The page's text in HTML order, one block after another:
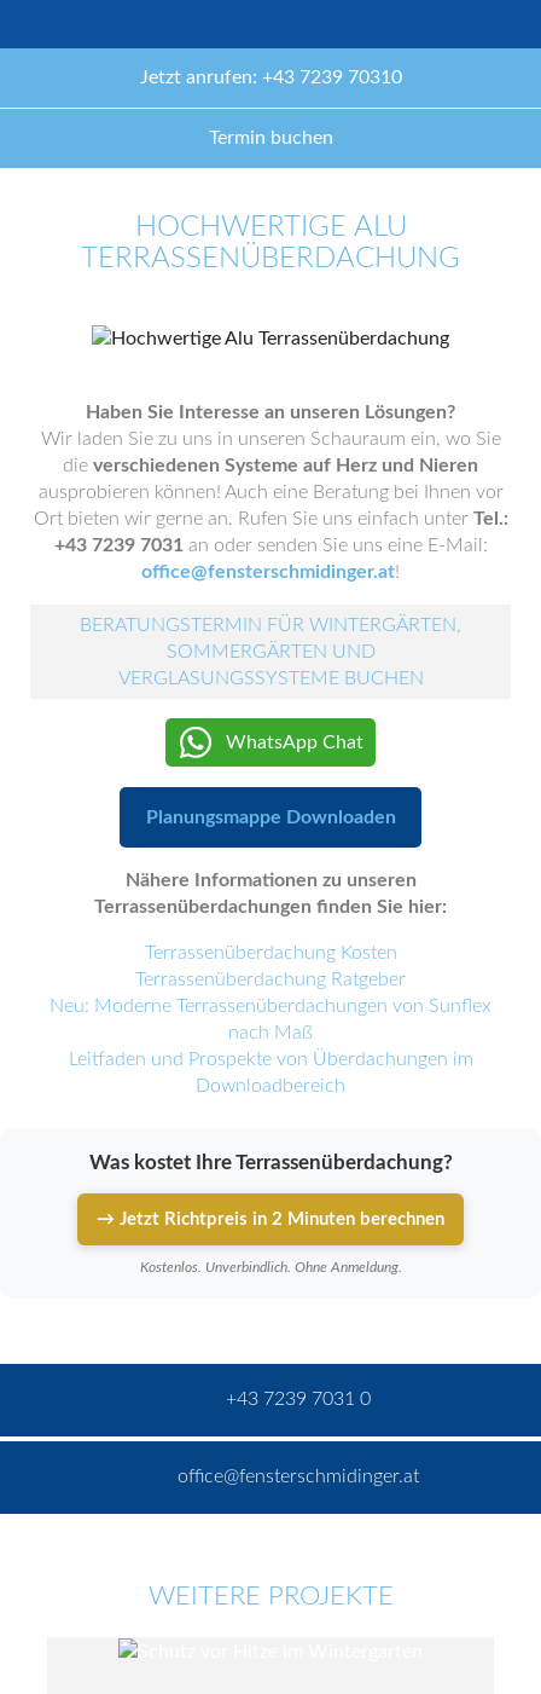
Jetzt anrufen: +43 7239 70310
Termin buchen
HOCHWERTIGE ALU
TERRASSENÜBERDACHUNG
Haben Sie Interesse an unseren Lösungen?
Wir laden Sie zu uns in unseren Schauraum ein, wo Sie
die verschiedenen Systeme auf Herz und Nieren
ausprobieren können! Auch eine Beratung bei Ihnen vor
Ort bieten wir gerne an. Rufen Sie uns einfach unter Tel.:
+43 7239 7031 an oder senden Sie uns eine E-Mail:
office@fensterschmidinger.at!
BERATUNGSTERMIN FÜR WINTERGÄRTEN,
SOMMERGÄRTEN UND
VERGLASUNGSSYSTEME BUCHEN
WhatsApp Chat
Planungsmappe Downloaden
Nähere Informationen zu unseren
Terrassenüberdachungen finden Sie hier:
Terrassenüberdachung Kosten
Terrassenüberdachung Ratgeber
Neu: Moderne Terrassenüberdachungen von Sunflex
nach Maß
Leitfaden und Prospekte von Überdachungen im
Downloadbereich
Was kostet Ihre Terrassenüberdachung?
→ Jetzt Richtpreis in 2 Minuten berechnen
Kostenlos. Unverbindlich. Ohne Anmeldung.
+43 7239 7031 0
office@fensterschmidinger.at
WEITERE PROJEKTE